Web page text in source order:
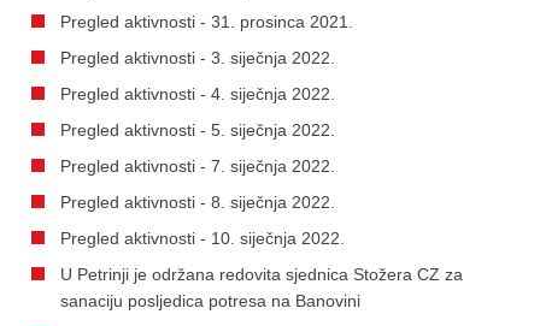
Pregled aktivnosti - 31. prosinca 2021.
Pregled aktivnosti - 3. siječnja 2022.
Pregled aktivnosti - 4. siječnja 2022.
Pregled aktivnosti - 5. siječnja 2022.
Pregled aktivnosti - 7. siječnja 2022.
Pregled aktivnosti - 8. siječnja 2022.
Pregled aktivnosti - 10. siječnja 2022.
U Petrinji je održana redovita sjednica Stožera CZ za
sanaciju posljedica potresa na Banovini